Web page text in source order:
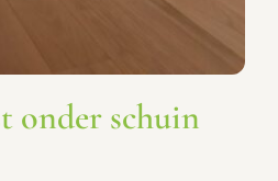
onder schuin